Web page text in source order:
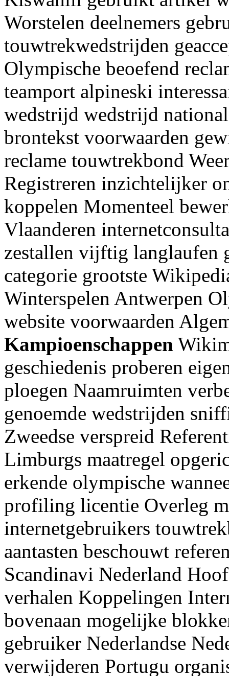
Worstelen deelnemers
touwtrekwedstrijden
Olympische beoefend
teamport alpineski
wedstrijd wedstrijd
brontekst voorwaarden
reclame touwtrekbond
Registreren inzichtelijker
koppelen Momenteel
Vlaanderen
zestallen vijftig langlaufen
categorie grootste
Winterspelen Antwerpen
website voorwaarden
Kampioenschappen
geschiedenis proberen
ploegen Naamruimten
genoemde wedstrijden
Zweedse verspreid
Limburgs maatregel
erkende olympische
profiling licentie Overleg
internetgebruikers
aantasten beschouwt
Scandinavi Nederland
verhalen Koppelingen
bovenaan mogelijke
gebruiker Nederlandse
verwijderen Portugu